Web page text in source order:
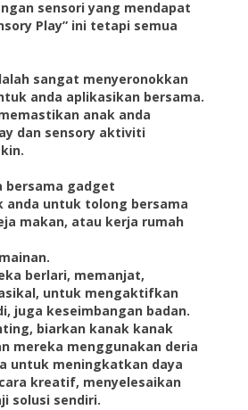
sensori yang mendapat
Play” ini tetapi semua
sangat menyeronokkan
anda aplikasikan bersama.
anak anda
dan sensory aktiviti
bersama gadget
anda untuk tolong bersama
makan, atau kerja rumah
berlari, memanjat,
untuk mengaktifkan
juga keseimbangan badan.
biarkan kanak kanak
mereka menggunakan deria
untuk meningkatkan daya
kreatif, menyelesaikan
solusi sendiri.